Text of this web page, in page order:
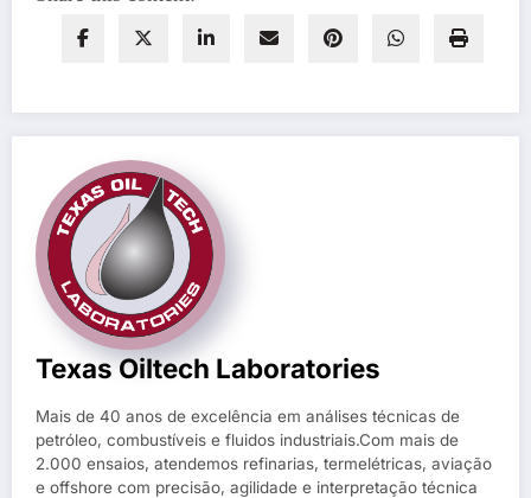
Texas Oiltech Laboratories
Mais de 40 anos de excelência em análises técnicas de
petróleo, combustíveis e fluidos industriais.Com mais de
2.000 ensaios, atendemos refinarias, termelétricas, aviação
e offshore com precisão, agilidade e interpretação técnica